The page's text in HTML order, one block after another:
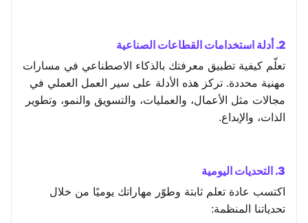
2. أدلة استخدامات القطاعات الصناعية
تعلّم كيفية تطبيق معرفتك بالذكاء الاصطناعي في مسارات
مهنية محددة. تركز هذه الأدلة على سير العمل العملي في
مجالات مثل الأعمال، والعمليات، والتسويق والنمو، وتطوير
الذات، والإبداع.
3. التحديات اليومية
اكتسب عادة تعلم ثابتة وطوّر مهاراتك يوميًا من خلال
تحدياتنا المنظمة: